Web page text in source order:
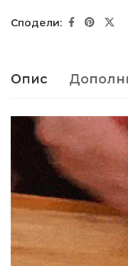
Опис